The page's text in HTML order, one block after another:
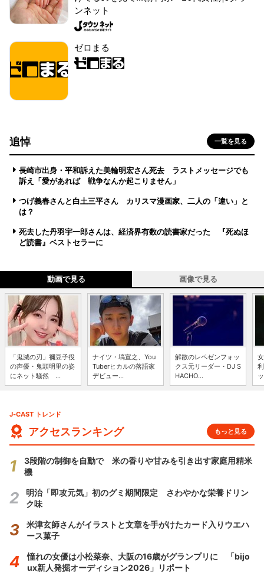
ンネット
ゼロまる
追悼 一覧を見る
長崎市出身・平和訴えた美輪明宏さん死去 ラストメッセージでも
訴え「愛があれば 戦争なんか起こりません」
つげ義春さんと白土三平さん カリスマ漫画家、二人の「違い」と
は？
死去した丹羽宇一郎さんは、経済界有数の読書家だった 『死ぬほ
ど読書』ベストセラーに
動画で見る 画像で見る
「鬼滅の刃」禰豆子役
の声優・鬼頭明里の姿
にネット騒然 ...
ナイツ・塙宣之、You
Tuberヒカルの落語家
デビュー...
解散のレペゼンフォッ
クス元リーダー・DJ S
HACHO...
J-CAST トレンド
アクセスランキング もっと見る
3段階の制御を自動で 米の香りや甘みを引き出す家庭用精米
機
明治「即攻元気」初のグミ期間限定 さわやかな栄養ドリン
ク味
米津玄師さんがイラストと文章を手がけたカード入りウエハ
ース菓子
憧れの女優は小松菜奈、大阪の16歳がグランプリに 「bijo
ux新人発掘オーディション2026」リポート